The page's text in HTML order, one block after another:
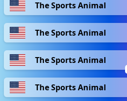
The Sports Animal
The Sports Animal
The Sports Animal
The Sports Animal